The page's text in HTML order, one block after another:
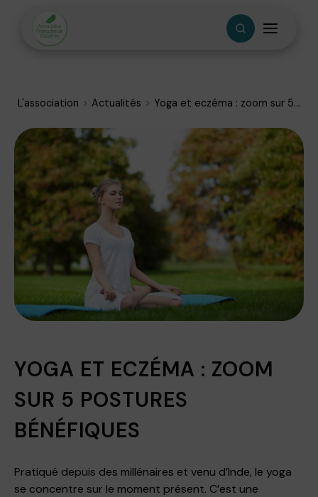
L'association Actualités Yoga et eczéma : zoom sur 5...
YOGA ET ECZÉMA : ZOOM
SUR 5 POSTURES
BÉNÉFIQUES
Pratiqué depuis des millénaires et venu d’Inde, le yoga
se concentre sur le moment présent. C’est une